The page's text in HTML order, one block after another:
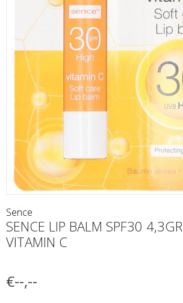
Sence
SENCE LIP BALM SPF30 4,3GR
VITAMIN C
€--,--